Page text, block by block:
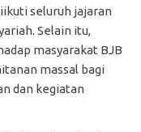
seluruh jajaran
Selain itu,
masyarakat BJB
massal bagi
dan kegiatan